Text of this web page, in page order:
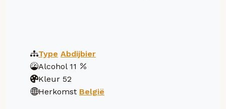
Type Abdijbier
Alcohol 11
Kleur 52
Herkomst België